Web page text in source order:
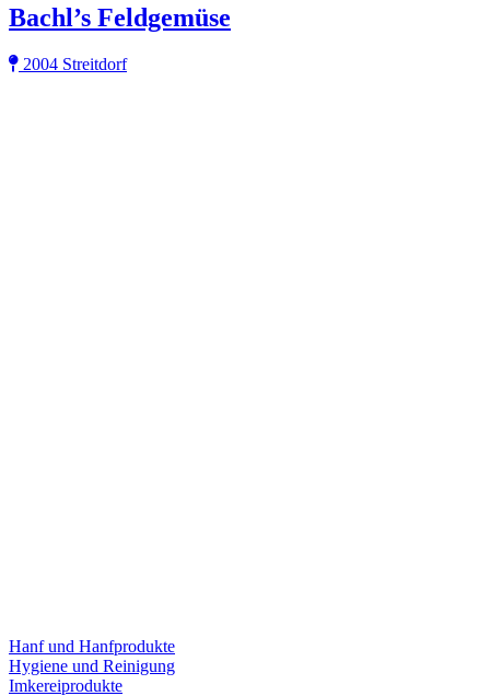
Bachl’s Feldgemüse
2004 Streitdorf
Hanf und Hanfprodukte
Hygiene und Reinigung
Imkereiprodukte